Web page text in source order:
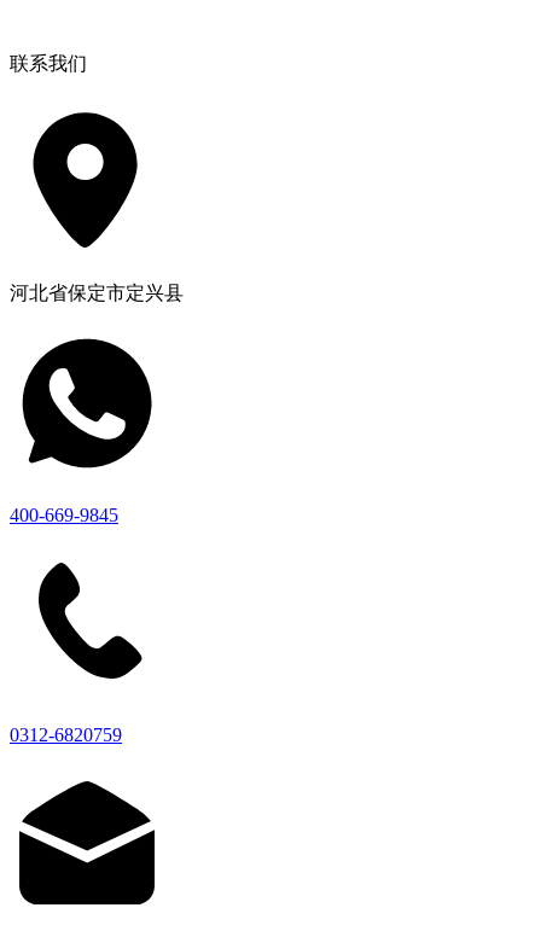
联系我们
河北省保定市定兴县
400-669-9845
0312-6820759